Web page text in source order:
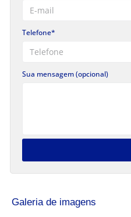
Telefone*
Sua mensagem (opcional)
Galeria de imagens